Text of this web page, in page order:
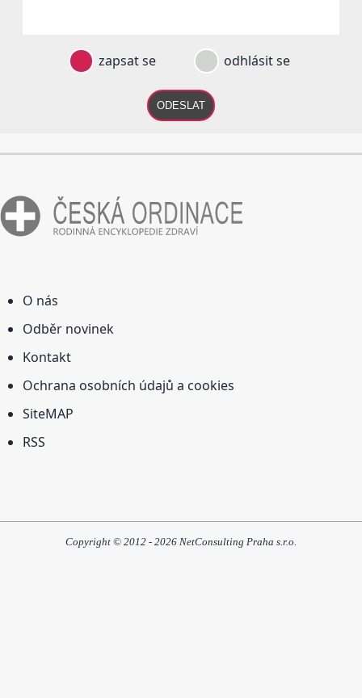
zapsat se odhlásit se
ODESLAT
O nás
Odběr novinek
Kontakt
Ochrana osobních údajů a cookies
SiteMAP
RSS
Copyright © 2012 - 2026 NetConsulting Praha s.r.o.